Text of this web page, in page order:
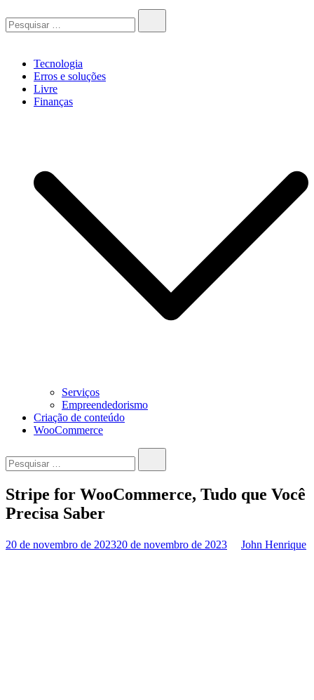
Tecnologia
Erros e soluções
Livre
Finanças
Serviços
Empreendedorismo
Criação de conteúdo
WooCommerce
Stripe for WooCommerce, Tudo que Você
Precisa Saber
20 de novembro de 202320 de novembro de 2023 John Henrique